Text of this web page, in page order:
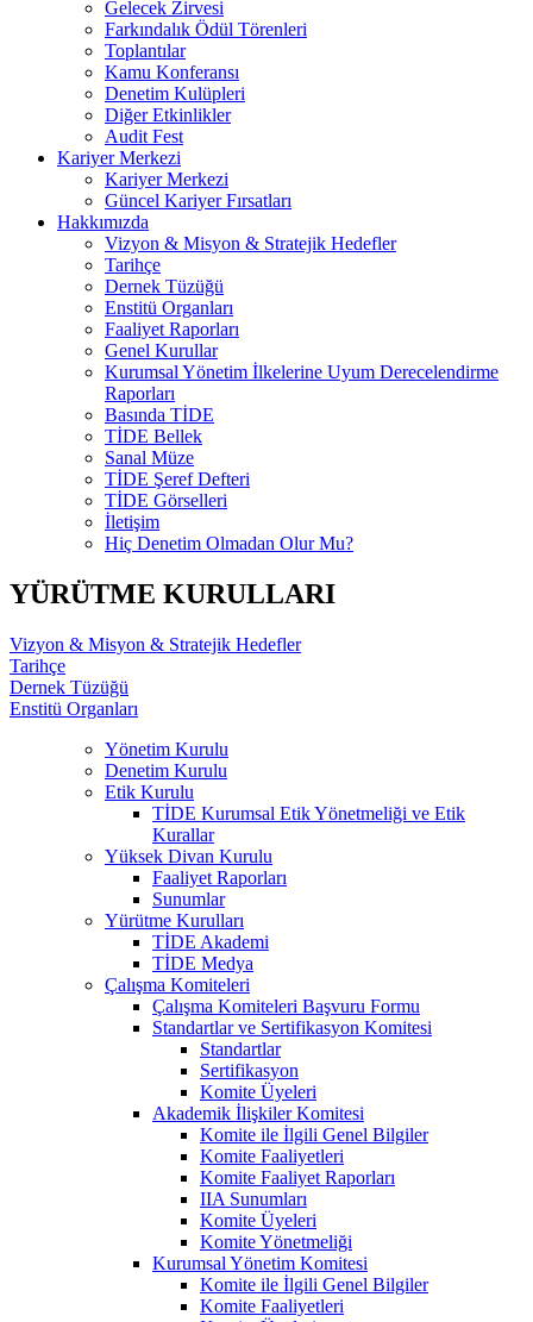
Gelecek Zirvesi
Farkındalık Ödül Törenleri
Toplantılar
Kamu Konferansı
Denetim Kulüpleri
Diğer Etkinlikler
Audit Fest
Kariyer Merkezi
Kariyer Merkezi
Güncel Kariyer Fırsatları
Hakkımızda
Vizyon & Misyon & Stratejik Hedefler
Tarihçe
Dernek Tüzüğü
Enstitü Organları
Faaliyet Raporları
Genel Kurullar
Kurumsal Yönetim İlkelerine Uyum Derecelendirme
Raporları
Basında TİDE
TİDE Bellek
Sanal Müze
TİDE Şeref Defteri
TİDE Görselleri
İletişim
Hiç Denetim Olmadan Olur Mu?
YÜRÜTME KURULLARI
Vizyon & Misyon & Stratejik Hedefler
Tarihçe
Dernek Tüzüğü
Enstitü Organları
Yönetim Kurulu
Denetim Kurulu
Etik Kurulu
TİDE Kurumsal Etik Yönetmeliği ve Etik
Kurallar
Yüksek Divan Kurulu
Faaliyet Raporları
Sunumlar
Yürütme Kurulları
TİDE Akademi
TİDE Medya
Çalışma Komiteleri
Çalışma Komiteleri Başvuru Formu
Standartlar ve Sertifikasyon Komitesi
Standartlar
Sertifikasyon
Komite Üyeleri
Akademik İlişkiler Komitesi
Komite ile İlgili Genel Bilgiler
Komite Faaliyetleri
Komite Faaliyet Raporları
IIA Sunumları
Komite Üyeleri
Komite Yönetmeliği
Kurumsal Yönetim Komitesi
Komite ile İlgili Genel Bilgiler
Komite Faaliyetleri